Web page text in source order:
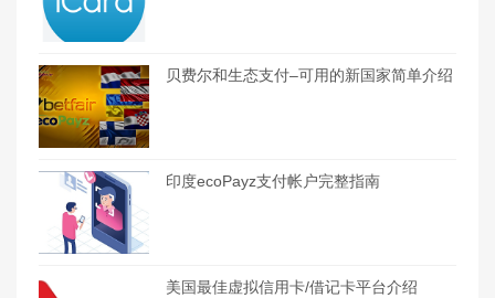
贝费尔和生态支付–可用的新国家简单介绍
印度ecoPayz支付帐户完整指南
美国最佳虚拟信用卡/借记卡平台介绍